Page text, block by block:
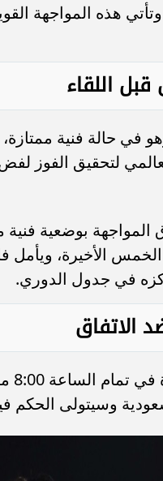
اللقاء
لتحقيق الفوز
المواجهة بوضعية
الخمس الأخيرة،
في جدول الدوري.
الاتفاق
وسيتولى الحكم